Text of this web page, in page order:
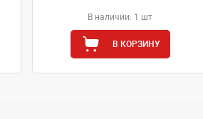
В наличии: 1 шт
В КОРЗИНУ